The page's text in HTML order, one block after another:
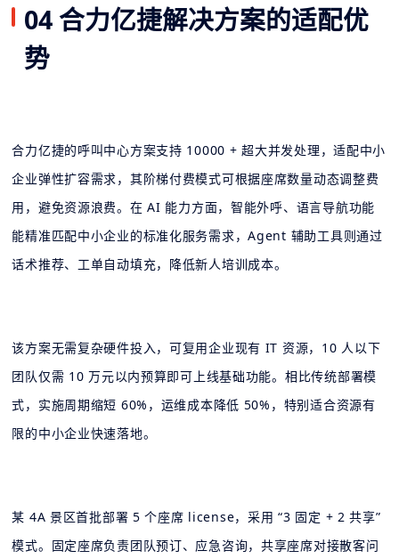
04 合力亿捷解决方案的适配优
势
合力亿捷的呼叫中心方案支持 10000 + 超大并发处理，适配中小
企业弹性扩容需求，其阶梯付费模式可根据座席数量动态调整费
用，避免资源浪费。在 AI 能力方面，智能外呼、语言导航功能
能精准匹配中小企业的标准化服务需求，Agent 辅助工具则通过
话术推荐、工单自动填充，降低新人培训成本。
该方案无需复杂硬件投入，可复用企业现有 IT 资源，10 人以下
团队仅需 10 万元以内预算即可上线基础功能。相比传统部署模
式，实施周期缩短 60%，运维成本降低 50%，特别适合资源有
限的中小企业快速落地。
某 4A 景区首批部署 5 个座席 license，采用 “3 固定 + 2 共享”
模式。固定座席负责团队预订、应急咨询，共享座席对接散客问